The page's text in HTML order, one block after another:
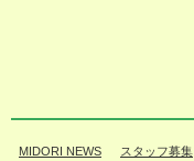
MIDORI NEWS スタッフ募集